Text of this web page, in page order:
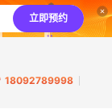
立即预约
18092789998